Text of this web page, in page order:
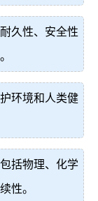
久性、安全性
环境和人类健
括物理、化学
性。